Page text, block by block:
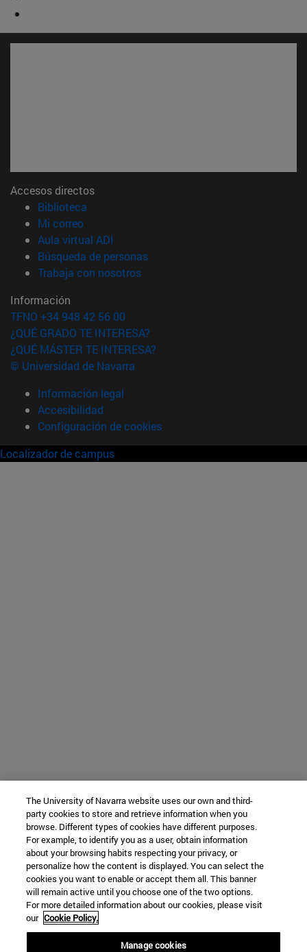
Accesos directos
Biblioteca
Mi correo(abre en nueva ventana)
Aula virtual ADI
Búsqueda de personas(abre en nueva ventana)
Trabaja con nosotros(abre en nueva ventana)
Información
TFNO +34 948 42 56 00
¿QUÉ GRADO TE INTERESA?
¿QUÉ MÁSTER TE INTERESA?
© Universidad de Navarra
Información legal
Accesibilidad
Configuración de cookies
Localizador de campus
The University of Navarra website uses our own and third-
party cookies to store and retrieve information when you
browse. Different types of cookies have different purposes.
For example, to identify you as a user, obtain information
about your browsing habits respecting your privacy, or
personalize how the content is displayed. You can select the
cookies you want to enable or accept them all. This banner
will remain active until you choose one of the two options.
For more detailed information about our cookies, please visit
our Cookie Policy.
Manage cookies